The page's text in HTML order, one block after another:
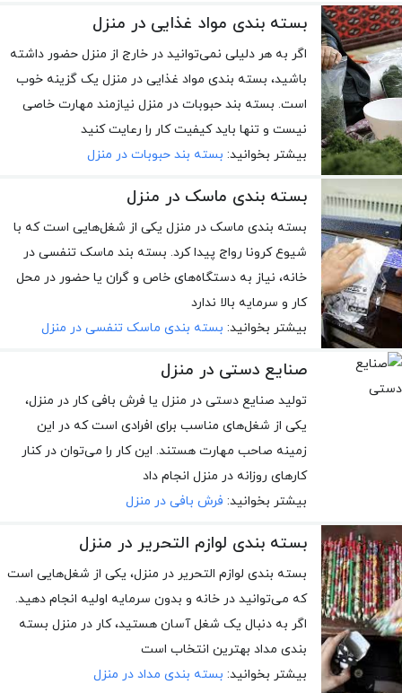
بسته بندی مواد غذایی در منزل
اگر به هر دلیلی نمی‌توانید در خارج از منزل حضور داشته
باشید، بسته بندی مواد غذایی در منزل یک گزینه خوب
است. بسته بند حبوبات در منزل نیازمند مهارت خاصی
نیست و تنها باید کیفیت کار را رعایت کنید
بیشتر بخوانید: بسته بند حبوبات در منزل
بسته بندی ماسک در منزل
بسته بندی ماسک در منزل یکی از شغل‌هایی است که با
شیوع کرونا رواج پیدا کرد. بسته بند ماسک تنفسی در
خانه، نیاز به دستگاه‌های خاص و گران یا حضور در محل
کار و سرمایه بالا ندارد
بیشتر بخوانید: بسته بندی ماسک تنفسی در منزل
صنایع دستی در منزل
تولید صنایع دستی در منزل یا فرش بافی کار در منزل،
یکی از شغل‌های مناسب برای افرادی است که در این
زمینه صاحب مهارت هستند. این کار را می‌توان در کنار
کارهای روزانه در منزل انجام داد
بیشتر بخوانید: فرش بافی در منزل
بسته بندی لوازم التحریر در منزل
بسته‌ بندی لوازم ‌التحریر در منزل، یکی از شغل‌هایی است
که می‌توانید در خانه و بدون سرمایه اولیه انجام دهید.
اگر به دنبال یک شغل آسان هستید، کار در منزل بسته
‌بندی مداد بهترین انتخاب است
بیشتر بخوانید: بسته بندی مداد در منزل